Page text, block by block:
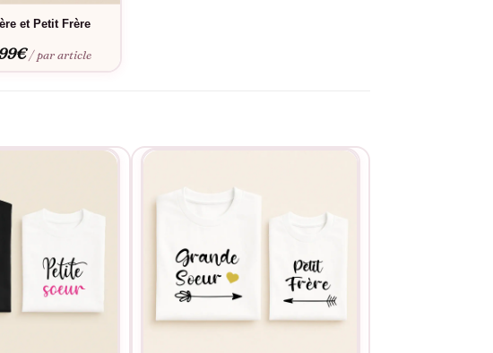
selon vos besoins spécifiques.
et Petit Frère
€ / par article